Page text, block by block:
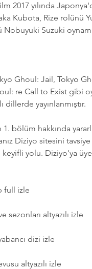
2017 yılında
Kubota, Rize rolünü
Suzuki
Ghoul: Jail, Tokyo
re Call to Exist gibi
yayınlanmıştır.
Diziyo sitesini
yolu. Diziyo'ya
full izle
altyazılı izle
dizi izle
altyazılı izle